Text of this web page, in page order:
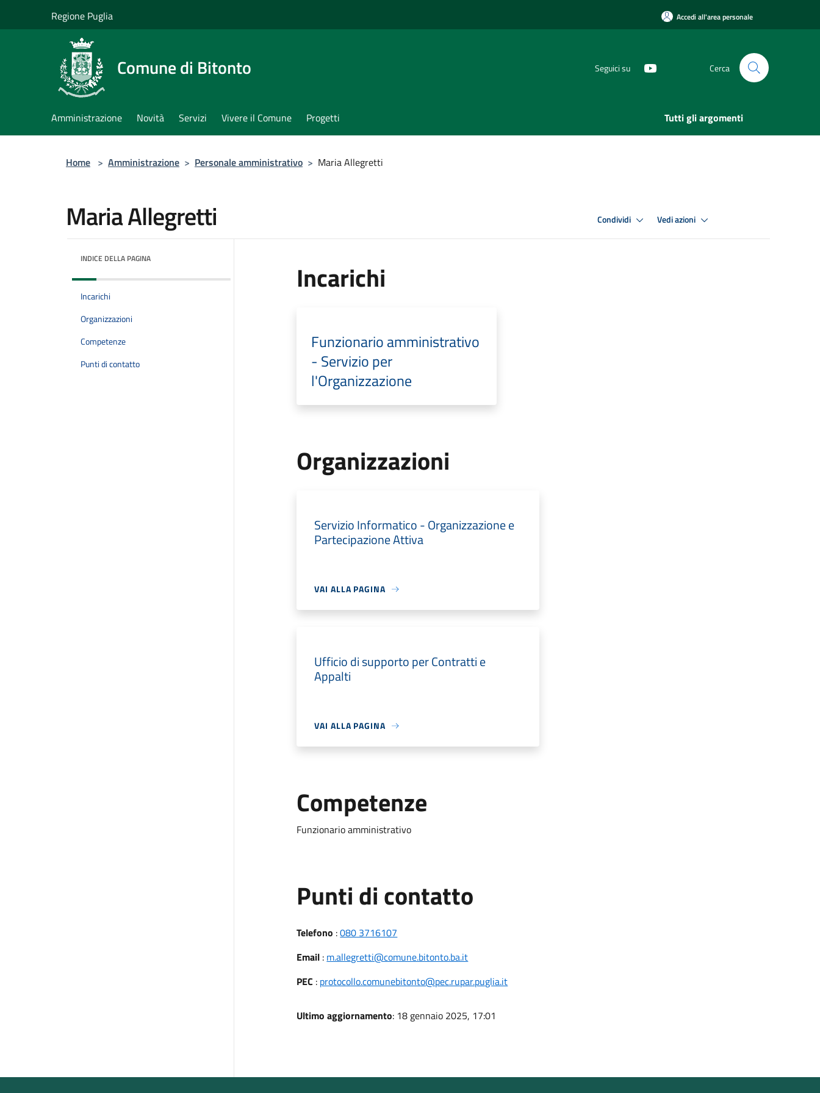
Regione Puglia Accedi all'area personale
Comune di Bitonto Seguici su Cerca
Amministrazione Novità Servizi Vivere il Comune Progetti Tutti gli argomenti
Home > Amministrazione > Personale amministrativo > Maria Allegretti
Maria Allegretti Condividi Vedi azioni
INDICE DELLA PAGINA
Incarichi
Organizzazioni
Competenze
Punti di contatto
Incarichi
Funzionario amministrativo
- Servizio per
l'Organizzazione
Organizzazioni
Servizio Informatico - Organizzazione e
Partecipazione Attiva
VAI ALLA PAGINA
Ufficio di supporto per Contratti e
Appalti
VAI ALLA PAGINA
Competenze
Funzionario amministrativo
Punti di contatto
Telefono :080 3716107
Email : m.allegretti@comune.bitonto.ba.it
PEC : protocollo.comunebitonto@pec.rupar.puglia.it
Ultimo aggiornamento: 18 gennaio 2025, 17:01